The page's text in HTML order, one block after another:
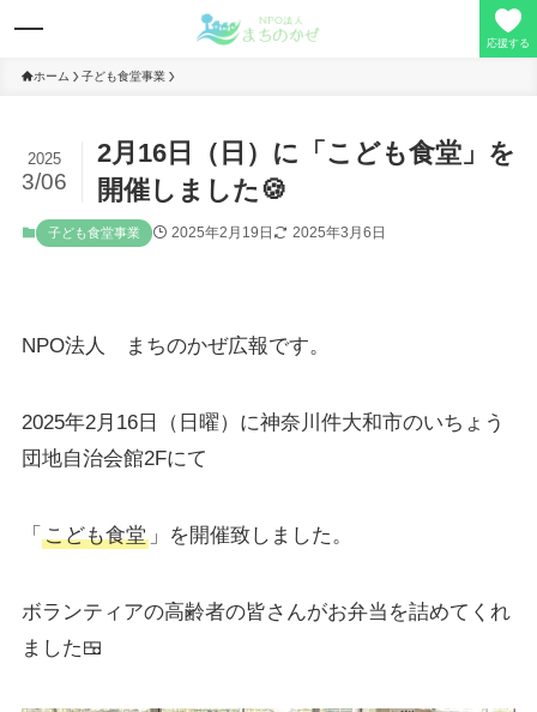
理事長の想い
事業活動
お問い合わせ
応援する
ホーム 子ども食堂事業
2月16日（日）に「こども食堂」を
開催しました🍪
2025
3/06
子ども食堂事業 2025年2月19日 2025年3月6日
NPO法人 まちのかぜ広報です。
2025年2月16日（日曜）に神奈川件大和市のいちょう
団地自治会館2Fにて
「 こども食堂」を開催致しました。
ボランティアの高齢者の皆さんがお弁当を詰めてくれ
ました🍱